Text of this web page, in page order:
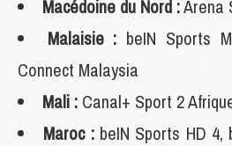
Macédoine du Nord :Arena
Malaisie : beIN Sports
Connect Malaysia
Mali : Canal+ Sport 2
Maroc :beIN Sports HD 4,